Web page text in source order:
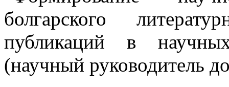
болгарского
публикаций в
(научный руководитель